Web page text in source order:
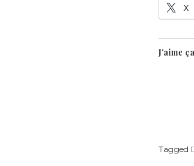
X
J’aime
Tagged